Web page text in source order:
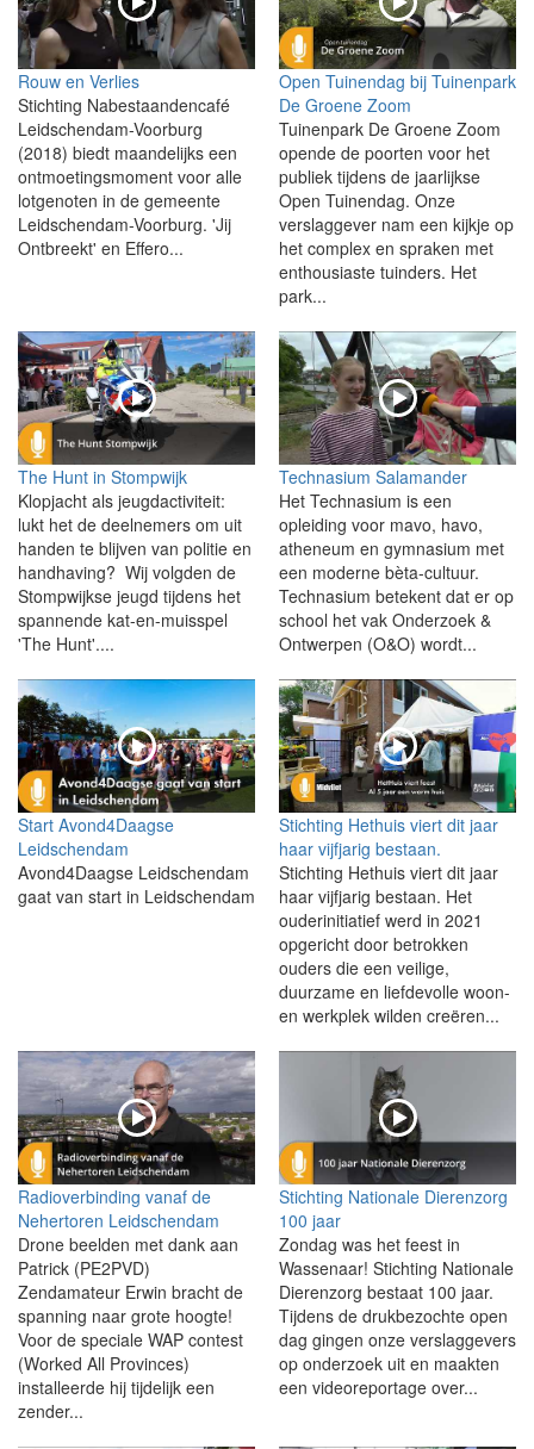
Rouw en Verlies
Stichting Nabestaandencafé
Leidschendam-Voorburg
(2018) biedt maandelijks een
ontmoetingsmoment voor alle
lotgenoten in de gemeente
Leidschendam-Voorburg. 'Jij
Ontbreekt' en Effero...
Open Tuinendag bij Tuinenpark
De Groene Zoom
Tuinenpark De Groene Zoom
opende de poorten voor het
publiek tijdens de jaarlijkse
Open Tuinendag. Onze
verslaggever nam een kijkje op
het complex en spraken met
enthousiaste tuinders. Het
park...
The Hunt in Stompwijk
Klopjacht als jeugdactiviteit:
lukt het de deelnemers om uit
handen te blijven van politie en
handhaving? Wij volgden de
Stompwijkse jeugd tijdens het
spannende kat-en-muisspel
'The Hunt'....
Technasium Salamander
Het Technasium is een
opleiding voor mavo, havo,
atheneum en gymnasium met
een moderne bèta-cultuur.
Technasium betekent dat er op
school het vak Onderzoek &
Ontwerpen (O&O) wordt...
Start Avond4Daagse
Leidschendam
Avond4Daagse Leidschendam
gaat van start in Leidschendam
Stichting Hethuis viert dit jaar
haar vijfjarig bestaan.
Stichting Hethuis viert dit jaar
haar vijfjarig bestaan. Het
ouderinitiatief werd in 2021
opgericht door betrokken
ouders die een veilige,
duurzame en liefdevolle woon-
en werkplek wilden creëren...
Radioverbinding vanaf de
Nehertoren Leidschendam
Drone beelden met dank aan
Patrick (PE2PVD)
Zendamateur Erwin bracht de
spanning naar grote hoogte!
Voor de speciale WAP contest
(Worked All Provinces)
installeerde hij tijdelijk een
zender...
Stichting Nationale Dierenzorg
100 jaar
Zondag was het feest in
Wassenaar! Stichting Nationale
Dierenzorg bestaat 100 jaar.
Tijdens de drukbezochte open
dag gingen onze verslaggevers
op onderzoek uit en maakten
een videoreportage over...